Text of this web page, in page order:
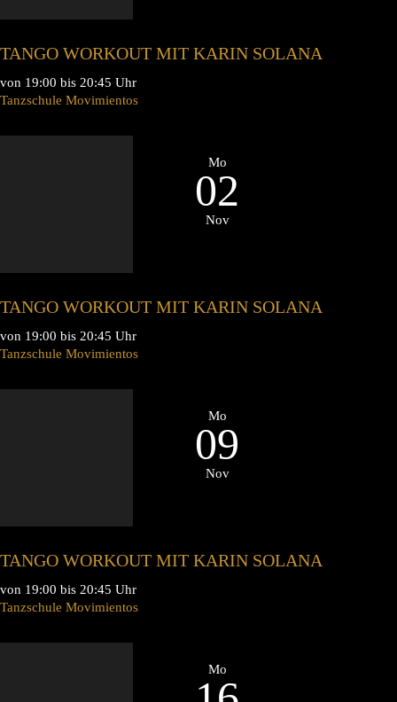
TANGO WORKOUT MIT KARIN SOLANA
von 19:00 bis 20:45 Uhr
Tanzschule Movimientos
Mo
02
Nov
TANGO WORKOUT MIT KARIN SOLANA
von 19:00 bis 20:45 Uhr
Tanzschule Movimientos
Mo
09
Nov
TANGO WORKOUT MIT KARIN SOLANA
von 19:00 bis 20:45 Uhr
Tanzschule Movimientos
Mo